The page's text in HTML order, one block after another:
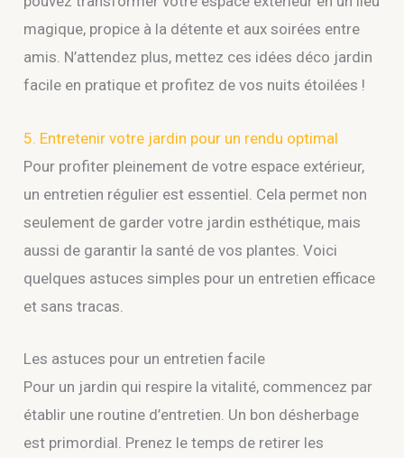
magique, propice à la détente et aux soirées entre
amis. N’attendez plus, mettez ces idées déco jardin
facile en pratique et profitez de vos nuits étoilées !
5. Entretenir votre jardin pour un rendu optimal
Pour profiter pleinement de votre espace extérieur,
un entretien régulier est essentiel. Cela permet non
seulement de garder votre jardin esthétique, mais
aussi de garantir la santé de vos plantes. Voici
quelques astuces simples pour un entretien efficace
et sans tracas.
Les astuces pour un entretien facile
Pour un jardin qui respire la vitalité, commencez par
établir une routine d’entretien. Un bon désherbage
est primordial. Prenez le temps de retirer les